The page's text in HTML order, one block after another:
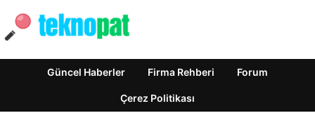
Güncel Haberler Firma Rehberi Forum
Çerez Politikası